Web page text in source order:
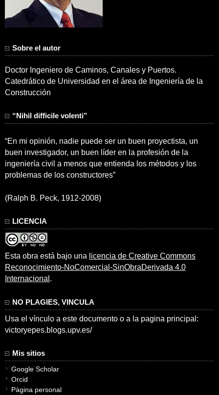
Sobre el autor
Doctor Ingeniero de Caminos, Canales y Puertos.
Catedrático de Universidad en el área de Ingeniería de la
Construcción
“Nihil difficile volenti”
“En mi opinión, nadie puede ser un buen proyectista, un
buen investigador, un buen líder en la profesión de la
ingeniería civil a menos que entienda los métodos y los
problemas de los constructores”
(Ralph B. Peck, 1912-2008)
LICENCIA
Esta obra está bajo una licencia de Creative Commons
Reconocimiento-NoComercial-SinObraDerivada 4.0
Internacional .
NO PLAGIES, VINCULA
Usa el vínculo a este documento o a la pagina principal:
victoryepes.blogs.upv.es/
Mis sitios
Google Scholar
Orcid
Página personal